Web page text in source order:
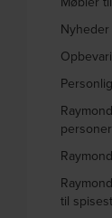
Nyheder
til